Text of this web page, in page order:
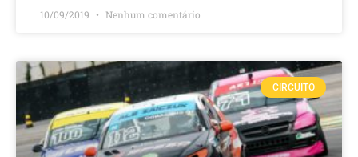
10/09/2019 Nenhum comentário
CIRCUITO